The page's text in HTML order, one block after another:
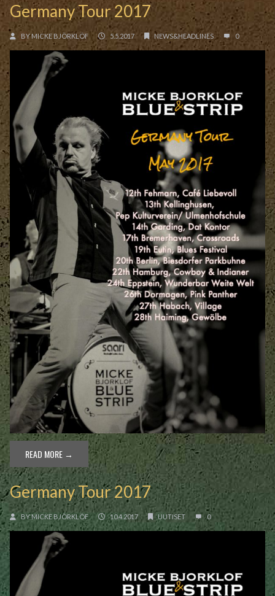
Germany Tour 2017
BYMICKE BJÖRKLÖF 5.5.2017 NEWS&HEADLINES 0
READ MORE →
Germany Tour 2017
BYMICKE BJÖRKLÖF 10.4.2017 UUTISET 0